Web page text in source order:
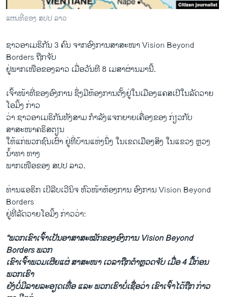
ພາສາອັງກິດ
ສຽງ
ລາຍການກະຈາຍສຽງ
ຕິດຕາມພວກເຮົາ ທີ່
ພາສາຕ່າງໆ
ແຜນທີ່ຂອງ ສປປ ລາວ
ຊາວອາເມຣິກັນ 3 ຄົນ ຈາກອົງການສາສະໜາ Vision Beyond
Borders ຖືກ​ຈັບ
ຢູ່​ພາກ​ເໜືອ​ຂອງ​ລາວ ເມື່ອ​ວັນ​ທີ 8 ເມ​ສາ​ຜ່ານ​ມານີ້.
ເຈົ້າ​ໜ້າ​ທີ່​ຂອງ​ອົງ​ການ ຊຶ່ງມີຫ້ອງການຕັ້ງຢູ່ໃນເມືອງແຄສເປີໃນລັດວາຍ
ໂອມິ້ງ ກ່າວ
​ວ່າ ຊາວ​ອາ​ເມ​ຣິ​ກັນ​ທັງສາມ ກຳລັງແຈກຍາຍເຄື່ອງຂອງ ກ່ຽວກັບ
ສາສະໜາຄຣິສຕຽນ
ໃຫ້ແກ່ພວກຊົນເຜົ່າ ຢູ່ທີ່ບ້ານແຫ່ງນຶ່ງ ໃນເຂດເມືອງສິງ ໃນແຂວງ ຫຼວງ
ນ້ຳທາ ທາງ
ພາກເໜືອຂອງ ສປປ ລາວ.
ທ່ານແອຣິກ ເບີລີບເວີນິຈ ຫົວໜ້າຫ້ອງການ ອົງການ Vision Beyond
Borders
ຢູ່ທີ່ລັດວາຍໂອມິ້ງ ກ່າວ​ວ່າ:
“ພວກ​ເຂົາ​ເຈົ້າ​ເປັນ​ອາ​ສາ​ສະ​ໝັກ​ຂອງ​ອົງ​ການ Vision Beyond
Borders ພວກ​
ເຂົາເຈົ້າ​ພວມ​ເຜີຍ​ແຜ່​ ສາ​ສະ​ໜາ ​ເວ​ລາ​ຖືກ​ຕຳ​ຫຼວດ​ຈັບ ເມື່ອ 4 ມື້​ກ່ອນ
ພວກ​ເຮົາ​
ຍັງ​ບໍ່​ມີ​ລາຍ​ລະ​ອຽດ​ເທື່ອ ແລະ​ ພວກ​ເຮົາ​ບໍ່​ເຊື່ອ​ວ່າ ເຂົາ​ເຈົ້າ​ໄດ້​ຖືກ ກ່າວ​